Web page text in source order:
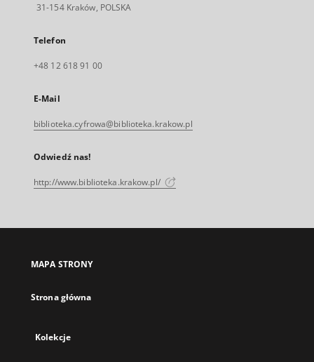
31-154 Kraków, POLSKA
Telefon
+48 12 618 91 00
E-Mail
biblioteka.cyfrowa@biblioteka.krakow.pl
Odwiedź nas!
http://www.biblioteka.krakow.pl/
MAPA STRONY
Strona główna
Kolekcje